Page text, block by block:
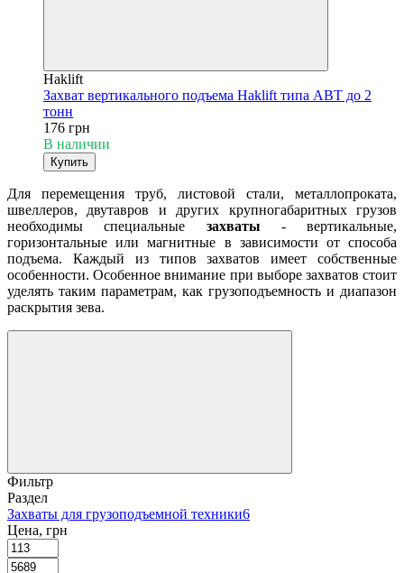
Haklift
Захват вертикального подъема Haklift типа АВТ до 2
тонн
176 грн
В наличии
Купить
Для перемещения труб, листовой стали, металлопроката,
швеллеров, двутавров и других крупногабаритных грузов
необходимы специальные захваты - вертикальные,
горизонтальные или магнитные в зависимости от способа
подъема. Каждый из типов захватов имеет собственные
особенности. Особенное внимание при выборе захватов стоит
уделять таким параметрам, как грузоподъемность и диапазон
раскрытия зева.
Фильтр
Раздел
Захваты для грузоподъемной техники6
Цена, грн